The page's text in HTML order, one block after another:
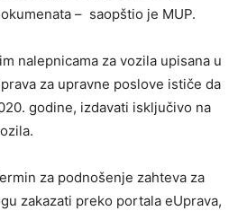
– saopštio je MUP.
nalepnicama za vozila upisana u
za upravne poslove ističe da
godine, izdavati isključivo na
za podnošenje zahteva za
zakazati preko portala eUprava,